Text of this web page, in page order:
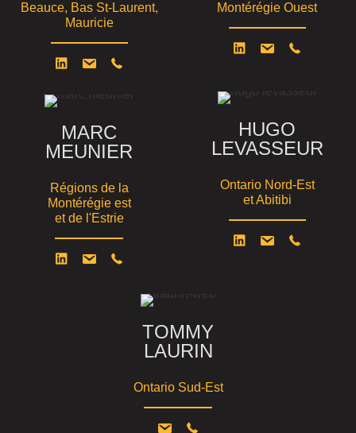
Beauce, Bas St-Laurent,
Mauricie
Montérégie Ouest
MARC
MEUNIER
Régions de la
Montérégie est
et de l'Estrie
HUGO
LEVASSEUR
Ontario Nord-Est
et Abitibi
TOMMY
LAURIN
Ontario Sud-Est